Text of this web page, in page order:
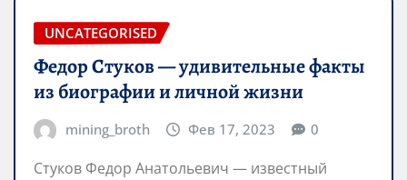
UNCATEGORISED
Федор Стуков — удивительные факты
из биографии и личной жизни
mining_broth Фев 17, 2023 0
Стуков Федор Анатольевич — известный